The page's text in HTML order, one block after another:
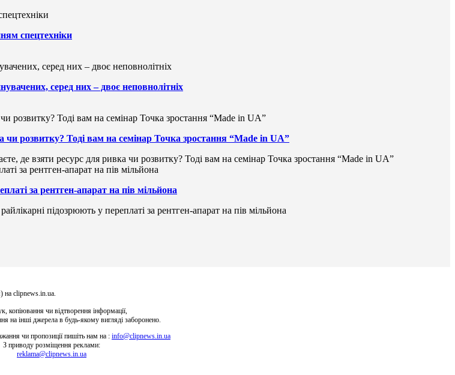
спецтехніки
серед них – двоє неповнолітніх
чи розвитку? Тоді вам на семінар Точка зростання “Made in UA”
де взяти ресурс для ривка чи розвитку? Тоді вам на семінар Точка зростання “Made in UA”
за рентген-апарат на пів мільйона
підозрюють у переплаті за рентген-апарат на пів мільйона
на clipnews.in.ua.
копіювання чи відтворення інформації,
на інші джерела в будь-якому вигляді заборонено.
чи пропозиції пишіть нам на : info@clipnews.in.ua
З приводу розміщення реклами:
reklama@clipnews.in.ua